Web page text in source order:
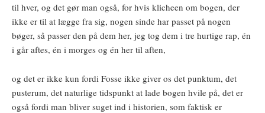
til hver, og det gør man også, for hvis klicheen om bogen, der
ikke er til at lægge fra sig, nogen sinde har passet på nogen
bøger, så passer den på dem her, jeg tog dem i tre hurtige rap, én
i går aftes, én i morges og én her til aften,
og det er ikke kun fordi Fosse ikke giver os det punktum, det
pusterum, det naturlige tidspunkt at lade bogen hvile på, det er
også fordi man bliver suget ind i historien, som faktisk er